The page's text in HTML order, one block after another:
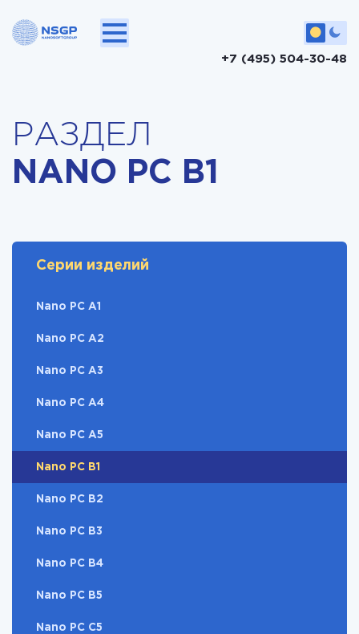
+7 (495) 504-30-48
РАЗДЕЛ
NANO PC B1
Серии изделий
Nano PC A1
Nano PC A2
Nano PC A3
Nano PC A4
Nano PC A5
Nano PC B1
Nano PC B2
Nano PC B3
Nano PC B4
Nano PC B5
Nano PC C5